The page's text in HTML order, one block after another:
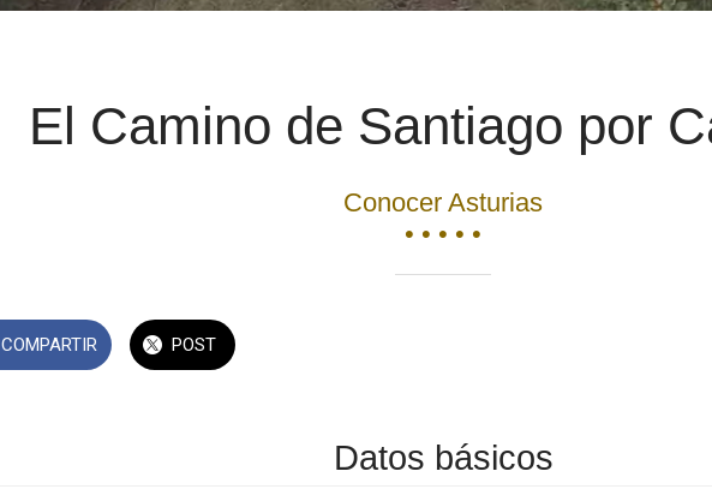
El Camino de Santiago por
Conocer Asturias
• • • • •
COMPARTIR POST
Datos básicos